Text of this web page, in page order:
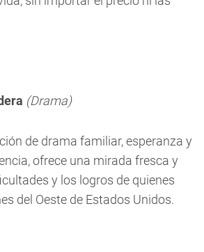
(Drama)
de drama familiar, esperanza y
ofrece una mirada fresca y
y los logros de quienes
del Oeste de Estados Unidos.